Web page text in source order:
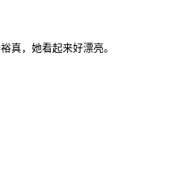
真，她看起来好漂亮。